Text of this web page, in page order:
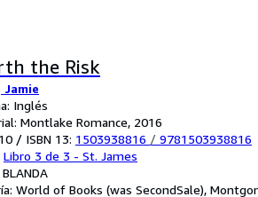
the Risk
Jamie
Inglés
Montlake Romance, 2016
/ ISBN 13: 1503938816 / 9781503938816
Libro 3 de 3 - St. James
World of Books (was SecondSale),